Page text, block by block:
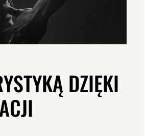
DZIĘKI